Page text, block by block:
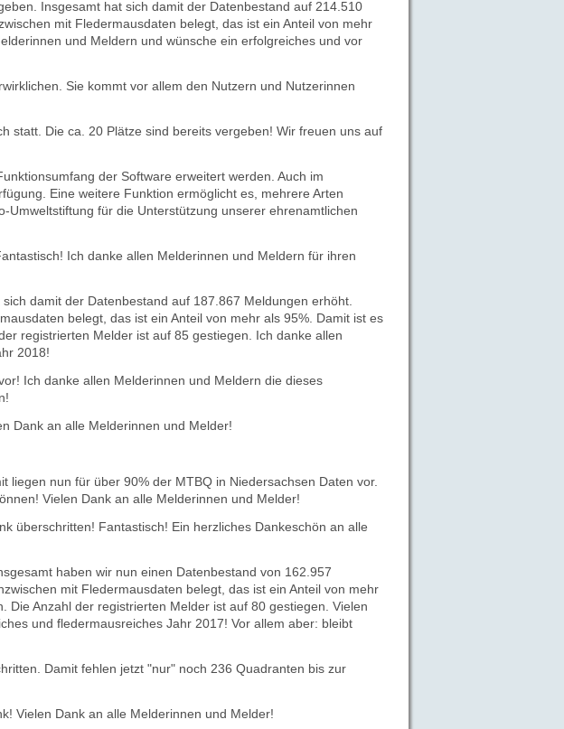
Insgesamt hat sich damit der Datenbestand auf 214.510
mit Fledermausdaten belegt, das ist ein Anteil von mehr
und Meldern und wünsche ein erfolgreiches und vor
Sie kommt vor allem den Nutzern und Nutzerinnen
statt. Die ca. 20 Plätze sind bereits vergeben! Wir freuen uns auf
der Software erweitert werden. Auch im
Eine weitere Funktion ermöglicht es, mehrere Arten
Umweltstiftung für die Unterstützung unserer ehrenamtlichen
Ich danke allen Melderinnen und Meldern für ihren
damit der Datenbestand auf 187.867 Meldungen erhöht.
belegt, das ist ein Anteil von mehr als 95%. Damit ist es
registrierten Melder ist auf 85 gestiegen. Ich danke allen
2018!
Ich danke allen Melderinnen und Meldern die dieses
Dank an alle Melderinnen und Melder!
nun für über 90% der MTBQ in Niedersachsen Daten vor.
Vielen Dank an alle Melderinnen und Melder!
überschritten! Fantastisch! Ein herzliches Dankeschön an alle
haben wir nun einen Datenbestand von 162.957
mit Fledermausdaten belegt, das ist ein Anteil von mehr
Anzahl der registrierten Melder ist auf 80 gestiegen. Vielen
und fledermausreiches Jahr 2017! Vor allem aber: bleibt
Damit fehlen jetzt "nur" noch 236 Quadranten bis zur
Vielen Dank an alle Melderinnen und Melder!